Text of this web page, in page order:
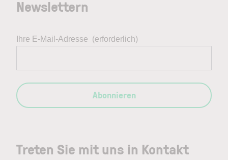
Treten Sie mit uns in Kontakt
Newslettern
Ihre E-Mail-Adresse (erforderlich)
Abonnieren